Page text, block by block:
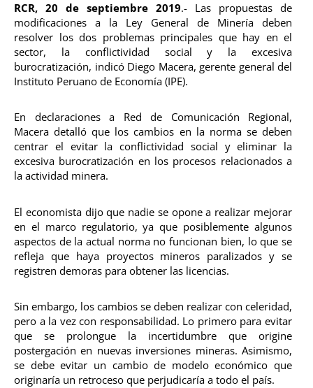
RCR, 20 de septiembre 2019.- Las propuestas de
modificaciones a la Ley General de Minería deben
resolver los dos problemas principales que hay en el
sector, la conflictividad social y la excesiva
burocratización, indicó Diego Macera, gerente general del
Instituto Peruano de Economía (IPE).
En declaraciones a Red de Comunicación Regional,
Macera detalló que los cambios en la norma se deben
centrar el evitar la conflictividad social y eliminar la
excesiva burocratización en los procesos relacionados a
la actividad minera.
El economista dijo que nadie se opone a realizar mejorar
en el marco regulatorio, ya que posiblemente algunos
aspectos de la actual norma no funcionan bien, lo que se
refleja que haya proyectos mineros paralizados y se
registren demoras para obtener las licencias.
Sin embargo, los cambios se deben realizar con celeridad,
pero a la vez con responsabilidad. Lo primero para evitar
que se prolongue la incertidumbre que origine
postergación en nuevas inversiones mineras. Asimismo,
se debe evitar un cambio de modelo económico que
originaría un retroceso que perjudicaría a todo el país.